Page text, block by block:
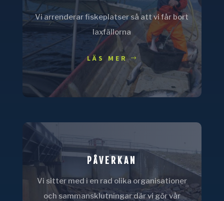
Vi arrenderar fiskeplatser så att vi får bort
laxfällorna
LÄS MER
PÅVERKAN
Vi sitter med i en rad olika organisationer
och sammansklutningar där vi gör vår